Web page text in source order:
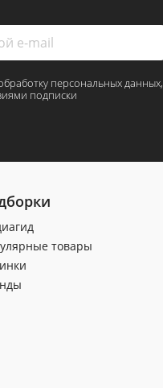
персональных данных,
подписки
товары